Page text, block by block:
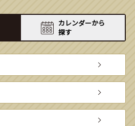
カレンダーから
探す